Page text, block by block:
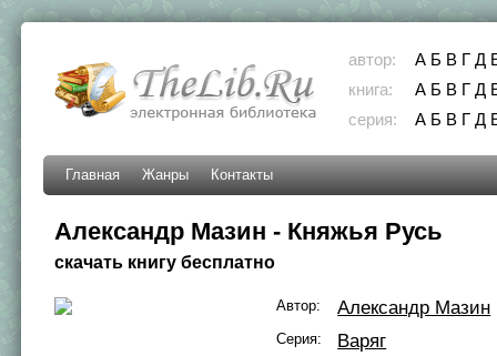
автор: А Б В Г Д
книга:
А Б В Г Д
серия:
А Б В Г Д
Главная Жанры Контакты
Александр Мазин - Княжья Русь
скачать книгу бесплатно
Автор: Александр Мазин
Серия: Варяг